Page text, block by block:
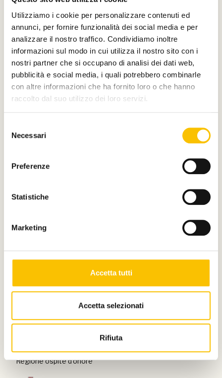
Utilizziamo i cookie per personalizzare contenuti ed
annunci, per fornire funzionalità dei social media e per
analizzare il nostro traffico. Condividiamo inoltre
informazioni sul modo in cui utilizza il nostro sito con i
nostri partner che si occupano di analisi dei dati web,
pubblicità e social media, i quali potrebbero combinarle
con altre informazioni che ha fornito loro o che hanno
raccolto dal suo utilizzo dei loro servizi.
delNecessari
Preferenze
Statistiche
Marketing
Accetta tutti
Accetta selezionati
Rifiuta
Silver partner
Main media partner
Con il contributo di
Charity partner
Paese ospite d'onore
Regione ospite d'onore